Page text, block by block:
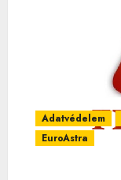
Adatvédelem
EuroAstra